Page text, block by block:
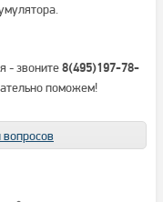
- звоните 8(495)197-78-
поможем!
вопросов